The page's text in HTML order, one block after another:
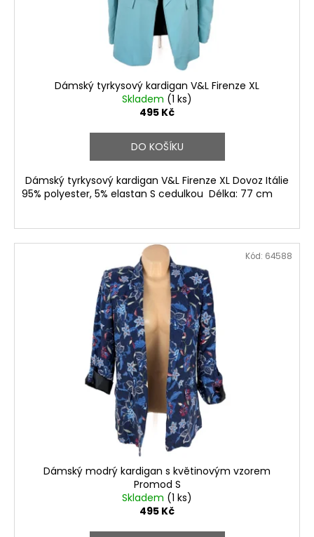
Dámský tyrkysový kardigan V&L Firenze XL
Skladem (1 ks)
495 Kč
DO KOŠÍKU
Dámský tyrkysový kardigan V&L Firenze XL Dovoz Itálie
95% polyester, 5% elastan S cedulkou Délka: 77 cm
Dámský modrý kardigan s květinovým vzorem
Promod S
Skladem (1 ks)
495 Kč
Kód: 64588